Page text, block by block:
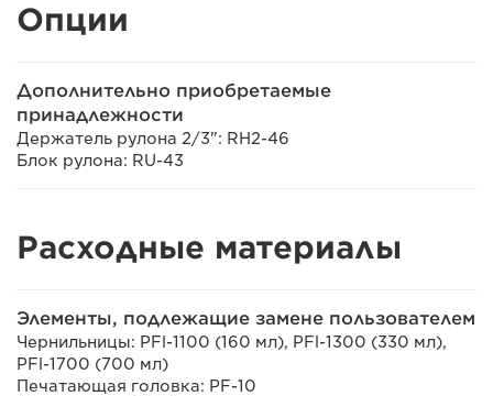
Опции
Дополнительно приобретаемые
принадлежности
Держатель рулона 2/3": RH2-46
Блок рулона: RU-43
Расходные материалы
Элементы, подлежащие замене пользователем
Чернильницы: PFl-1100 (160 мл), PFl-1300 (330 мл),
PFl-1700 (700 мл)
Печатающая головка: PF-10